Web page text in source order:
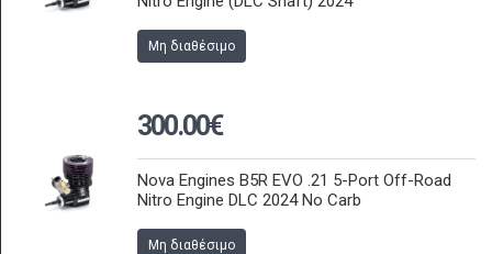
Μη διαθέσιμο
300.00€
Nova Engines B5R EVO .21 5-Port Off-Road
Nitro Engine DLC 2024 No Carb
Μη διαθέσιμο